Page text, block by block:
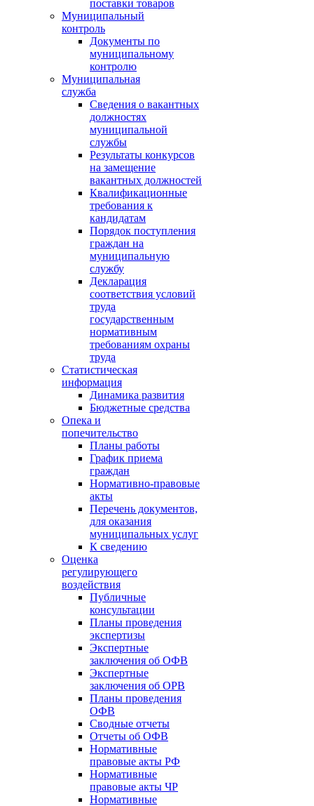
поставки товаров
Муниципальный
контроль
Документы по
муниципальному
контролю
Муниципальная
служба
Сведения о вакантных
должностях
муниципальной
службы
Результаты конкурсов
на замещение
вакантных должностей
Квалификационные
требования к
кандидатам
Порядок поступления
граждан на
муниципальную
службу
Декларация
соответствия условий
труда
государственным
нормативным
требованиям охраны
труда
Статистическая
информация
Динамика развития
Бюджетные средства
Опека и
попечительство
Планы работы
График приема
граждан
Нормативно-правовые
акты
Перечень документов,
для оказания
муниципальных услуг
К сведению
Оценка
регулирующего
воздействия
Публичные
консультации
Планы проведения
экспертизы
Экспертные
заключения об ОФВ
Экспертные
заключения об ОРВ
Планы проведения
ОФВ
Сводные отчеты
Отчеты об ОФВ
Нормативные
правовые акты РФ
Нормативные
правовые акты ЧР
Нормативные